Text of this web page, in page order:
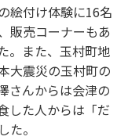
絵付け体験に16名
販売コーナーもあ
。また、玉村町地
大震災の玉村町の
さんからは会津の
した人からは「だ
。